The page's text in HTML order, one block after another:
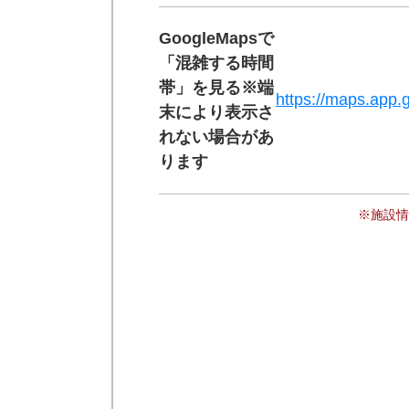
GoogleMapsで
「混雑する時間
帯」を見る※端
末により表示さ
れない場合があ
ります
https://
※施設情